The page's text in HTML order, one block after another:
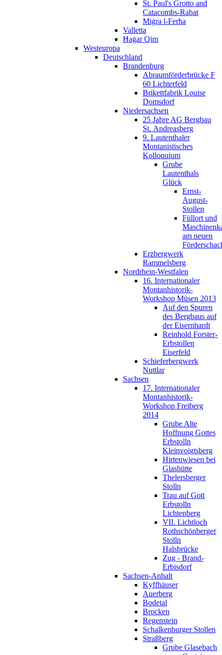
St. Paul's Grotto and
Catacombs-Rabat
Miġra l-Ferħa
Valletta
Ħaġar Qim
Westeuropa
Deutschland
Brandenburg
Abraumförderbrücke F
60 Lichterfeld
Brikettfabrik Louise
Domsdorf
Niedersachsen
25 Jahre AG Bergbau
St. Andreasberg
9. Lautenthaler
Montanistisches
Kolloquium
Grube
Lautenthals
Glück
Ernst-
August-
Stollen
Füllort und
am neuen
Erzbergwerk
Rammelsberg
Nordrhein-Westfalen
16. Internationaler
Montanhistorik-
Workshop Müsen 2013
Auf den Spuren
des Bergbaus auf
der Eisernhardt
Reinhold Forster-
Erbstollen
Eiserfeld
Schieferbergwerk
Nuttlar
Sachsen
17. Internationaler
Montanhistorik-
Workshop Freiberg
2014
Grube Alte
Hoffnung Gottes
Erbstolln
Kleinvoigtsberg
Hirtenwiesen bei
Glashütte
Thelersberger
Stolln
Trau auf Gott
Erbstolln
Lichtenberg
VII. Lichtloch
Rothschönberger
Stolln
Halsbrücke
Zug - Brand-
Erbisdorf
Sachsen-Anhalt
Kyffhäuser
Auerberg
Bodetal
Brocken
Regenstein
Schalkenburger Stollen
Straßberg
Grube Glasebach